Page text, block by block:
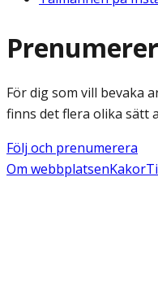
För dig som vill bevaka
finns det flera olika sätt
Följ och prenumerera
Om webbplatsenKakor